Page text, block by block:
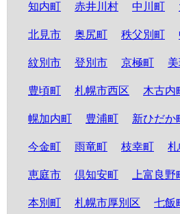
知内町 赤井川村 中川町
北見市 奥尻町 秩父別町
紋別市 登別市 京極町
豊頃町 札幌市西区 木古内
幌加内町 豊浦町 新ひだか
今金町 雨竜町 枝幸町
恵庭市 倶知安町 上富良野
本別町 札幌市厚別区 七飯